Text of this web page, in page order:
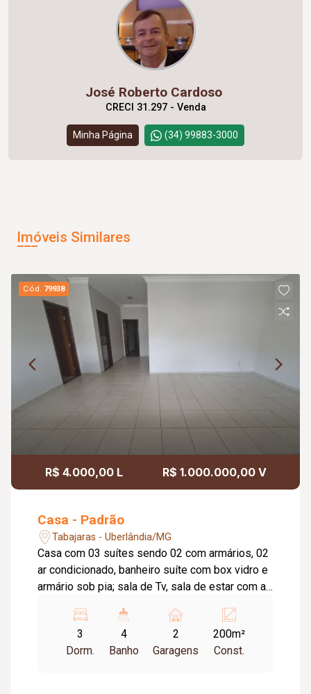
José Roberto Cardoso
CRECI 31.297 - Venda
Minha Página (34) 99883-3000
Imóveis Similares
Cód. 79938
R$ 4.000,00 L R$ 1.000.000,00 V
Casa - Padrão
Tabajaras - Uberlândia/MG
Casa com 03 suítes sendo 02 com armários, 02
ar condicionado, banheiro suíte com box vidro e
armário sob pia; sala de Tv, sala de estar com ar
armário, dispensa; área de serviço com
banheiro, quintal, piscina, garagem 02 carros.
3
Dorm.
4
Banho
2
Garagens
200m²
Const.